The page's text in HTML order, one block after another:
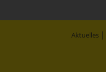
Aktuelles |